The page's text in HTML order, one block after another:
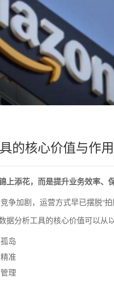
的核心价值与作用
上添花，而是提升业务效率、
争加剧，运营方式早已摆脱“
分析工具的核心价值可以从
岛
准
理